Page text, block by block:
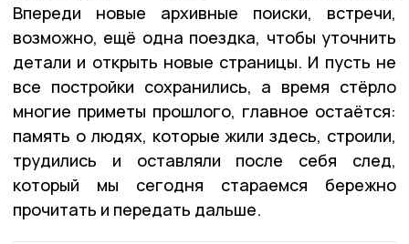
Впереди новые архивные поиски, встречи,
возможно, ещё одна поездка, чтобы уточнить
детали и открыть новые страницы. И пусть не
все постройки сохранились, а время стёрло
многие приметы прошлого, главное остаётся:
память о людях, которые жили здесь, строили,
трудились и оставляли после себя след,
который мы сегодня стараемся бережно
прочитать и передать дальше.